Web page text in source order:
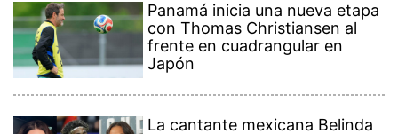
Panamá inicia una nueva etapa
con Thomas Christiansen al
frente en cuadrangular en
Japón
La cantante mexicana Belinda